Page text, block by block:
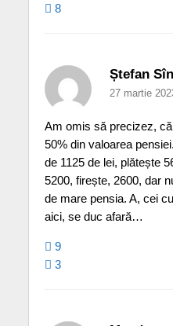
8
Ștefan
27 martie
Am omis să precizez,
50% din valoarea
de 1125 de lei, plătește
5200, firește, 2600, dar
de mare pensia. A, cei
aici, se duc afară…
9
3